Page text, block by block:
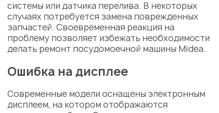
системы или датчика перелива. В некоторых
случаях потребуется замена поврежденных
запчастей. Своевременная реакция на
проблему позволяет избежать необходимости
делать ремонт посудомоечной машины Midea.
Ошибка на дисплее
Современные модели оснащены электронным
дисплеем, на котором отображаются